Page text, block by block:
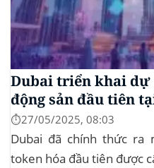
Dubai triển khai dự
động sản đầu tiên
⏱️27/05/2025, 08:03
Dubai đã chính thức ra
token hóa đầu tiên được